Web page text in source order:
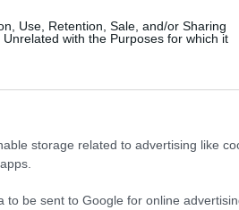
Use, Retention, Sale, and/or Sharing
with the Purposes for which it
storage related to advertising like
to be sent to Google for online